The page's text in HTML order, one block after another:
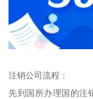
注销公司流程：
先到国所办理国的注